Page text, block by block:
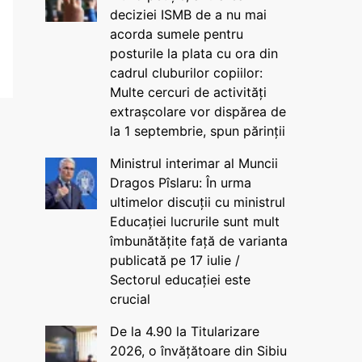
deciziei ISMB de a nu mai
acorda sumele pentru
posturile la plata cu ora din
cadrul cluburilor copiilor:
Multe cercuri de activități
extrașcolare vor dispărea de
la 1 septembrie, spun părinții
Ministrul interimar al Muncii
Dragos Pîslaru: În urma
ultimelor discuții cu ministrul
Educației lucrurile sunt mult
îmbunătățite față de varianta
publicată pe 17 iulie /
Sectorul educației este
crucial
De la 4.90 la Titularizare
2026, o învățătoare din Sibiu